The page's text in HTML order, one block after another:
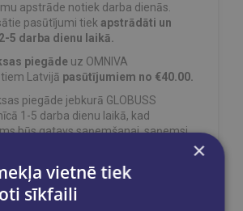
apstrāde notiek darba dienās.
pasūtījumi tiekapstrādāti un
5 darba dienu laikā.
piegāde uz OMNIVA
Latvijā pasūtījumiem no €40.00.
piegāde jebkurā GLOBUSS
1-5 darba dienu laikā, kad
būs gatavs saņemšanai, saņemsi
×
vietnē tiek
sīkfaili